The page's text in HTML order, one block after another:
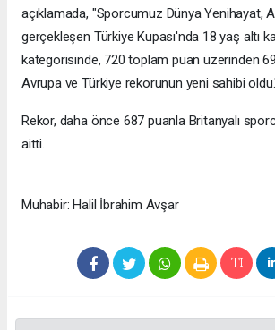
açıklamada, "Sporcumuz Dünya Yenihayat,
gerçekleşen Türkiye Kupası'nda 18 yaş altı
kategorisinde, 720 toplam puan üzerinden
Avrupa ve Türkiye rekorunun yeni sahibi
Rekor, daha önce 687 puanla Britanyalı
aitti.
Muhabir: Halil İbrahim Avşar